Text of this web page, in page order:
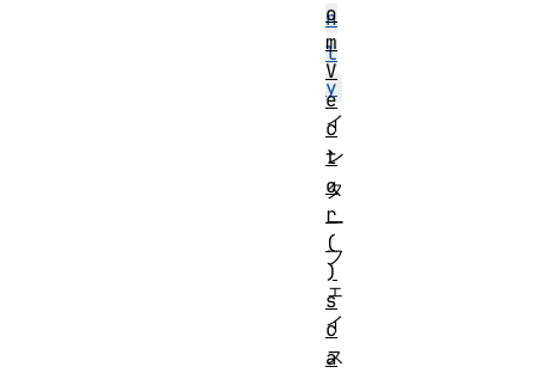
n
l
y
イ
ン
タ
ー
フ
ェ
イ
ス
o
m
V
e
c
t
o
r
(
)
s
c
a